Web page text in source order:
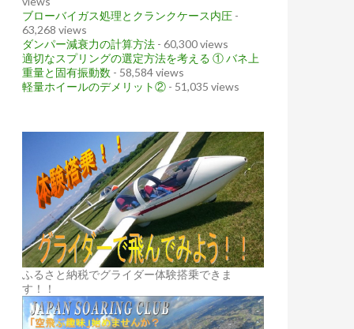
ブローバイガス処理とクランクケース内圧 -
63,268 views
ダンパー減衰力の計算方法 - 60,300 views
適切なスプリングの選定方法を考える ① バネ上
重量と固有振動数 - 58,584 views
軽量ホイールのデメリット② - 51,035 views
ふるさと納税でグライダー体験搭乗できま
す！！